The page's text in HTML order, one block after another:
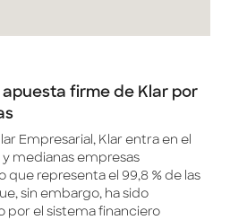
apuesta firme de Klar por
Empresarial, Klar entra en el
medianas empresas
que representa el 99,8 % de las
sin embargo, ha sido
por el sistema financiero